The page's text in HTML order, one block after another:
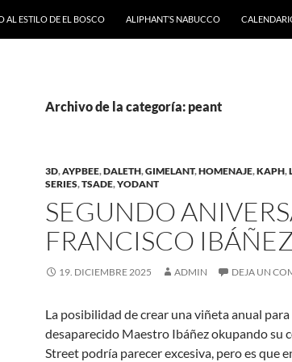
AL ESTILO DE EL BOSCO ALIPHANT’S NABUCCO
Archivo de la categoría: peant
3D,AYPBEE,DALETH,GIMELANT,HOMENAJE,KAPH,
SERIES,TSADE,YODANT
SEGUNDO
FRANCISCO
19. DICIEMBRE 2025 ADMIN DEJA UN
La posibilidad de crear una viñeta anual
desaparecido Maestro Ibáñez okupando su
Street podría parecer excesiva, pero es que